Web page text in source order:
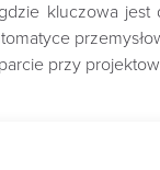
kluczowa
przy